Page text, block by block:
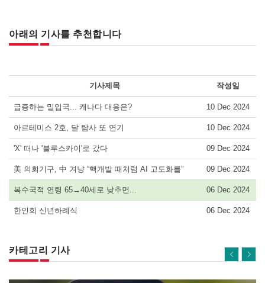
아래의 기사를 추천합니다
기사제목 작성일
급증하는 밀입국... 캐나다 대응은? 10 Dec 2024
아르테미스 2호, 달 탐사 또 연기 10 Dec 2024
'X' 떠나 '블루스카이'로 갔다 09 Dec 2024
美 의회기구, 中 겨냥 “핵개발 때처럼 AI 고도화를” 09 Dec 2024
복수국적 연령 65→40세로 낮추면... 06 Dec 2024
한인회 신년하례식 06 Dec 2024
카테고리 기사